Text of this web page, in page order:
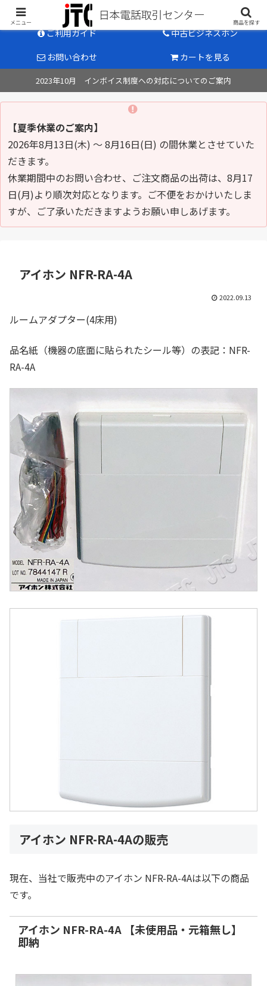
中古ビジネスホン販売のパイオニア
ご利用ガイド
中古ビジネスホン
お問い合わせ
カートを見る
2023年10月 インボイス制度への対応についてのご案内
【夏季休業のご案内】
2026年8月13日(木) ～ 8月16日(日) の間休業とさせていた
だきます。
休業期間中のお問い合わせ、ご注文商品の出荷は、8月17
日(月)より順次対応となります。ご不便をおかけいたしま
すが、ご了承いただきますようお願い申しあげます。
アイホン NFR-RA-4A
2022.09.13
ルームアダプター(4床用)
品名紙（機器の底面に貼られたシール等）の表記：NFR-
RA-4A
アイホン NFR-RA-4Aの販売
現在、当社で販売中のアイホン NFR-RA-4Aは以下の商品
です。
アイホン NFR-RA-4A 【未使用品・元箱無し】
即納
メニュー 商品を探す